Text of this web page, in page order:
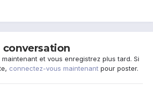
conversation
et vous enregistrez plus tard. Si
connectez-vous maintenant pour poster.